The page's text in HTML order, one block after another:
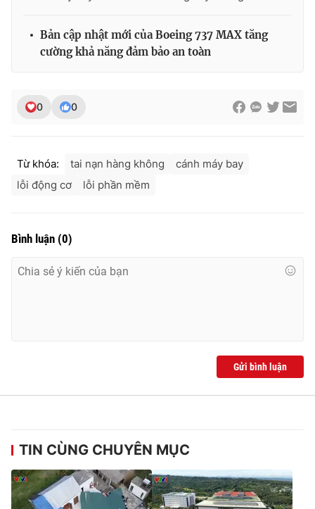
Tổng Biên tập:
Phó Tổng Biên tập:Nguyễn Thị Mỹ Hạnh, Phạm Quốc Thắng,
Bản cập nhật mới của Boeing 737 MAX tăng
cường khả năng đảm bảo an toàn
0 0
Từ khóa: tai nạn hàng không
cánh máy bay
lỗi động cơ
lỗi phần mềm
Bình luận (0)
Gửi bình luận
TIN CÙNG CHUYÊN MỤC